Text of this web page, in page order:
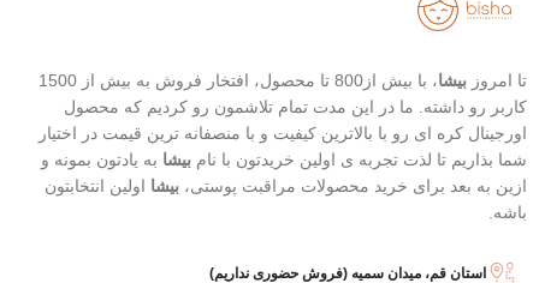
تا امروز بیشا
، با بیش از800 تا محصول، افتخار فروش به بیش از 1500
کاربر رو داشته. ما در این مدت تمام تلاشمون رو کردیم که محصول
اورجینال کره ای رو با بالاترین کیفیت و با منصفانه ترین قیمت در اختیار
شما بذاریم تا لذت تجربه ی اولین خریدتون با نام بیشا به یادتون بمونه و
ازین به بعد برای خرید محصولات مراقبت پوستی، بیشا اولین انتخابتون
باشه.
استان قم، میدان سمیه (فروش حضوری نداریم)